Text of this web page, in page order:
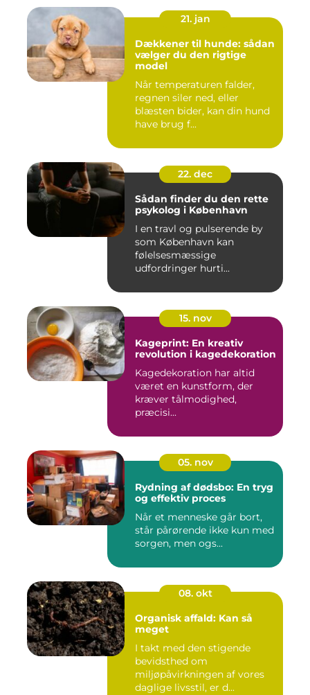
21. jan
Dækkener til hunde: sådan
vælger du den rigtige
model
Når temperaturen falder,
regnen siler ned, eller
blæsten bider, kan din hund
have brug f...
22. dec
Sådan finder du den rette
psykolog i København
I en travl og pulserende by
som København kan
følelsesmæssige
udfordringer hurti...
15. nov
Kageprint: En kreativ
revolution i kagedekoration
Kagedekoration har altid
været en kunstform, der
kræver tålmodighed,
præcisi...
05. nov
Rydning af dødsbo: En tryg
og effektiv proces
Når et menneske går bort,
står pårørende ikke kun med
sorgen, men ogs...
08. okt
Organisk affald: Kan så
meget
I takt med den stigende
bevidsthed om
miljøpåvirkningen af vores
daglige livsstil, er d...